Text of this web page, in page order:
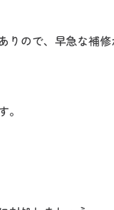
りので、早急な補